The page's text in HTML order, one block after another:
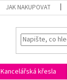
JAK NAKUPOVAT
Kancelářská křesla